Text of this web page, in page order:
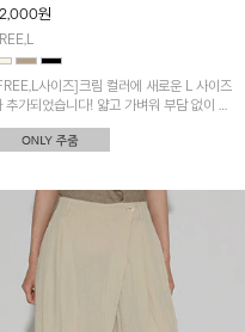
원
사이즈]크림 컬러에 새로운 L 사이즈
추가되었습니다! 얇고 가벼워 부담 없이 입
좋은 블라우스! 사이드에 옆리본으로 연출
능한 포인트를 주었어요!